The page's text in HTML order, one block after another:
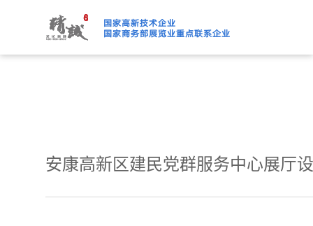
91桃色APP下载免费版,91
安康高新区建民党群服务中心展厅